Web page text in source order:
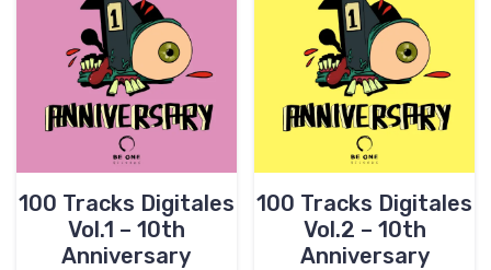
100 Tracks Digitales
Vol.1 – 10th
Anniversary
100 Tracks Digitales
Vol.2 – 10th
Anniversary